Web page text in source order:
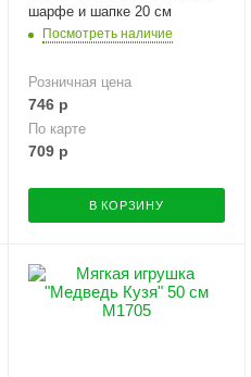
шарфе и шапке 20 см
Посмотреть наличие
Розничная цена
746р
По карте
709р
В КОРЗИНУ